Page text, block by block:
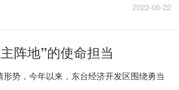
2022-06-22
阵地”的使命担当
势，今年以来，东台经济开发区围绕勇当